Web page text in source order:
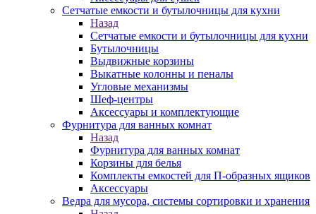
Сетчатые емкости и бутылочницы для кухни
Назад
Сетчатые емкости и бутылочницы для кухни
Бутылочницы
Выдвижные корзины
Выкатные колонны и пеналы
Угловые механизмы
Шеф-центры
Аксессуары и комплектующие
Фурнитура для ванных комнат
Назад
Фурнитура для ванных комнат
Корзины для белья
Комплекты емкостей для П-образных ящиков
Аксессуары
Ведра для мусора, системы сортировки и хранения